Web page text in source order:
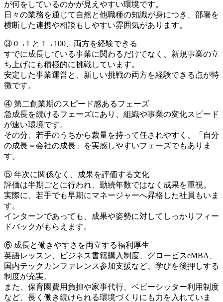
が何をしているのかが見えやすい環境です。
日々の業務を通じて自然と他職種の知識が身につき、部署を
横断した連携や相談もしやすい雰囲気があります。
③ 0→1 と 1→100、両方を経験できる
すでに成長している事業に関わるだけでなく、新規事業の立
ち上げにも積極的に挑戦しています。
安定した事業運営と、新しい挑戦の両方を経験できる点が特
徴です。
④ 第二創業期のスピード感あるフェーズ
急成長を続けるフェーズにあり、組織や事業の変化スピード
が速い環境です。
その分、若手のうちから裁量を持って任されやすく、「自分
の成長＝会社の成長」を実感しやすいフェーズでもありま
す。
⑤ 年次に関係なく、成果を評価する文化
評価は半期ごとに行われ、勤続年数ではなく成果を重視。
実際に、若手でも早期にマネージャーへ昇格した社員もいま
す。
インターンであっても、成果や姿勢に対してしっかりフィー
ドバックがもらえます。
⑥ 成長と働きやすさを両立する福利厚生
英語レッスン、ビジネス書籍購入制度、グロービスeMBA、
国内テックカンファレンス参加支援など、学びを後押しする
制度が充実。
また、保育園費用負担や家事代行、ベビーシッター利用制度
など、長く働き続けられる環境づくりにも力を入れていま